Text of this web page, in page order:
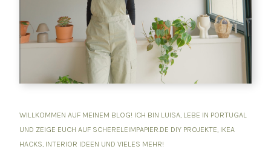
WILLKOMMEN AUF MEINEM BLOG! ICH BIN LUISA, LEBE IN PORTUGAL
UND ZEIGE EUCH AUF SCHERELEIMPAPIER.DE DIY PROJEKTE, IKEA
HACKS, INTERIOR IDEEN UND VIELES MEHR!